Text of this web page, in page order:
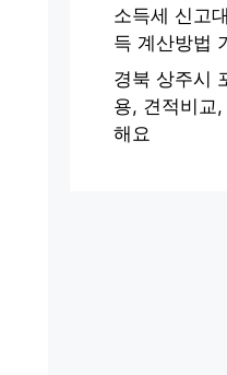
소득세 신고
득 계산방법
경북 상주시
용, 견적비교
해요